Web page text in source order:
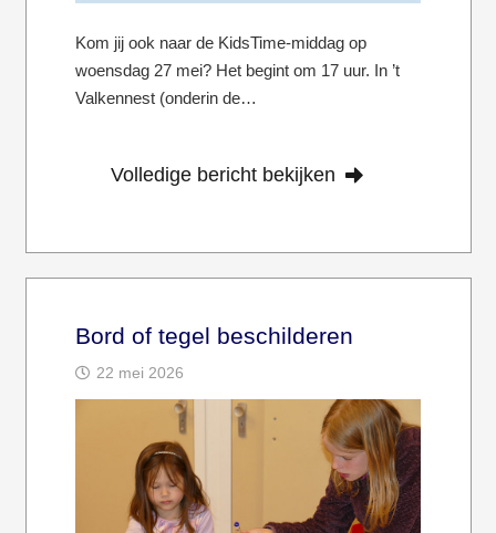
Kom jij ook naar de KidsTime-middag op
woensdag 27 mei? Het begint om 17 uur. In ’t
Valkennest (onderin de…
Volledige bericht bekijken
Bord of tegel beschilderen
22 mei 2026